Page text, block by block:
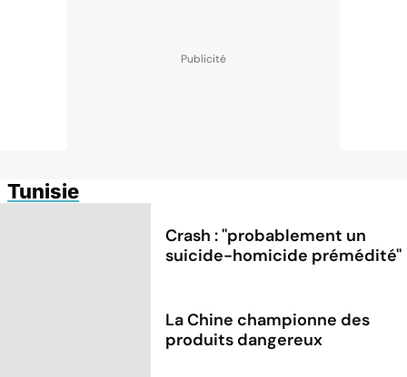
Tunisie
Crash : ''probablement un
suicide-homicide prémédité''
La Chine championne des
produits dangereux